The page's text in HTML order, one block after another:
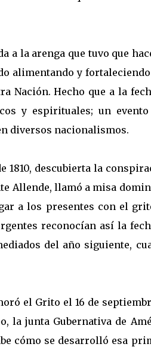
a la arenga que tuvo que
alimentando y
Nación. Hecho que a la
y espirituales; un evento
diversos nacionalismos.
1810, descubierta la
Allende, llamó a misa
a los presentes con el
reconocían así la
del año siguiente,
el Grito el 16 de
la junta Gubernativa de
cómo se desarrolló esa